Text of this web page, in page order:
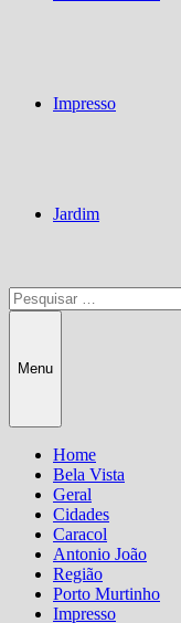
Impresso
Jardim
Pesquisar
por:
Menu
Home
Bela Vista
Geral
Cidades
Caracol
Antonio João
Região
Porto Murtinho
Impresso